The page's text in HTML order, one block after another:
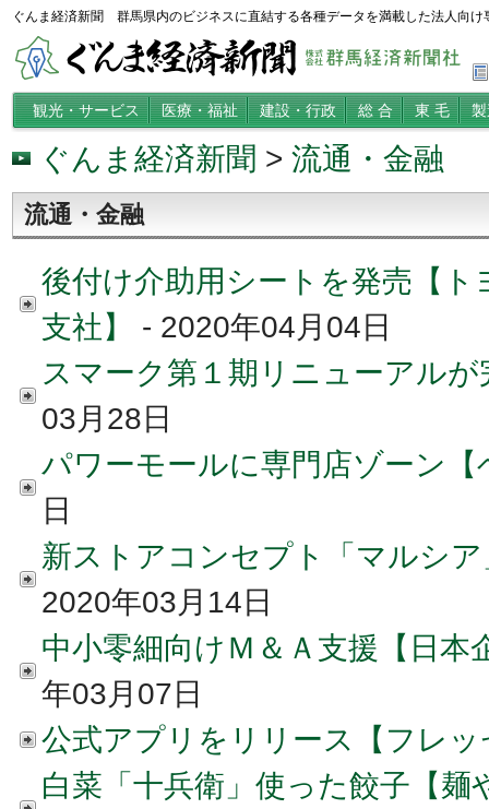
ぐんま経済新聞 群馬県内のビジネスに直結する各種データを満載した法人向け
観光・サービス 医療・福祉 建設・行政 総 合 東 毛
ぐんま経済新聞 > 流通・金融
流通・金融
後付け介助用シートを発売【
支社】
- 2020年04月04日
スマーク第１期リニューアル
03月28日
パワーモールに専門店ゾーン【
日
新ストアコンセプト「マルシ
2020年03月14日
中小零細向けＭ＆Ａ支援【日本
年03月07日
公式アプリをリリース【フレッ
白菜「十兵衛」使った餃子【麺